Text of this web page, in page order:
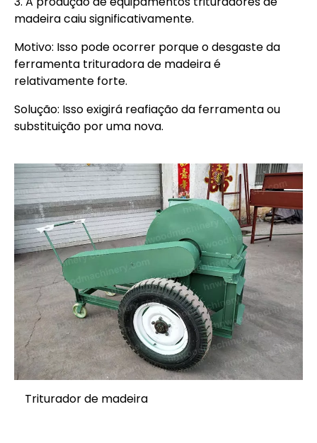
madeira caiu significativamente.
Motivo: Isso pode ocorrer porque o desgaste da
ferramenta trituradora de madeira é
relativamente forte.
Solução: Isso exigirá reafiação da ferramenta ou
substituição por uma nova.
Triturador de madeira